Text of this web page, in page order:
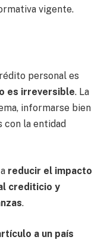
vigente.
personal es
es irreversible. La
informarse bien
con la entidad
reducir el impacto
crediticio y
.
a un país